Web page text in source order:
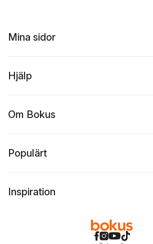
Mina sidor
Hjälp
Om Bokus
Populärt
Inspiration